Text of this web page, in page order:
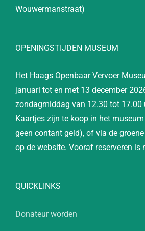
Wouwermanstraat)
OPENINGSTIJDEN MUSEUM
Het Haags Openbaar Vervoer
januari tot en met 13 december
zondagmiddag van 12.30 tot 17.00
Kaartjes zijn te koop in het
geen contant geld), of via de
op de website. Vooraf reserveren is
QUICKLINKS
Donateur worden